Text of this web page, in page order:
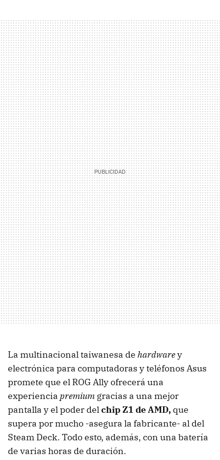
La multinacional taiwanesa de hardwarey
electrónica para computadoras y teléfonos Asus
promete que el ROG Ally ofrecerá una
experiencia premium gracias a una mejor
pantalla y el poder delchip Z1 de AMD, que
supera por mucho -asegura la fabricante- al del
Steam Deck. Todo esto, además, con una batería
de varias horas de duración.